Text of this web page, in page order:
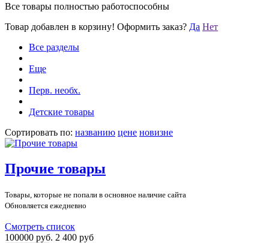
Все товары полностью работоспособны
Товар добавлен в корзину! Оформить заказ? Да Нет
Все разделы
Еще
Перв. необх.
Детские товары
Сортировать по: названию цене новизне
Прочие товары
Товары, которые не попали в основное наличие сайта
Обновляется ежедневно
Смотреть список
100000 руб. 2 400 руб